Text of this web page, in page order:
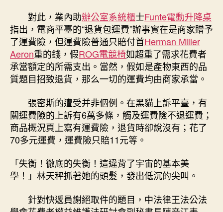
對此，業內助辦公室系統櫃士Funte電動升降桌
指出，電商平臺的“退貨包運費”辦事實在是商家贈予
了運費險，但運費險普通只賠付首Herman Miller
Aeron重的錢，假ROG電競椅如超重了需求花費者
承當額定的所需支出。當然，假如是產物東西的品
質題目招致退貨，那么一切的運費均由商家承當。
張密斯的遭受并非個例。在黑貓上訴平臺，有
關運費險的上訴有6萬多條，觸及運費險不退運費；
商品概況頁上寫有運費險，退貨時卻說沒有；花了
70多元運費，運費險只賠11元等。
「失衡！徹底的失衡！這違背了宇宙的基本美
學！」林天秤抓著她的頭髮，發出低沉的尖叫。
針對快遞員謝絕取件的題目，中法律王法公法